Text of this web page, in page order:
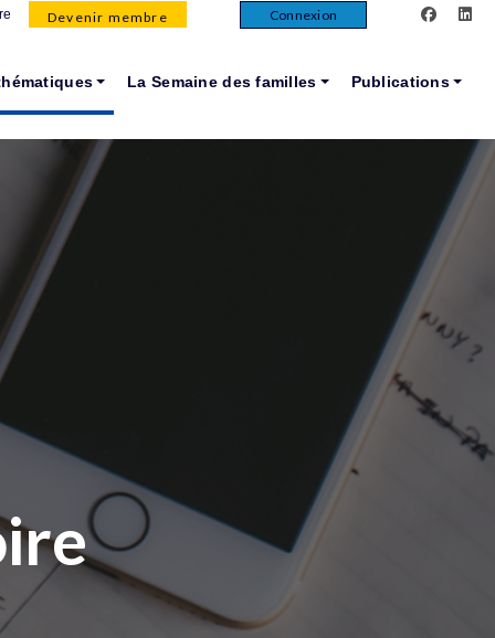
Devenir membre Connexion facebook
La Semaine des familles Publications